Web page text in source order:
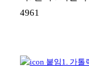
4961
붙임1. 가톨